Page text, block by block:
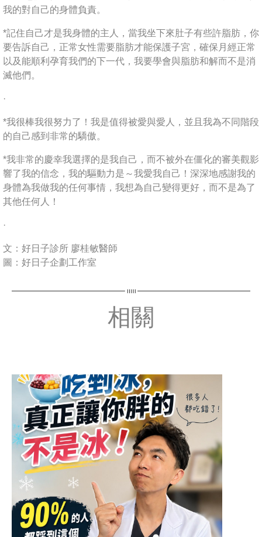
我的對自己的身體負責。
*記住自己才是我身體的主人，當我坐下來肚子有些許脂肪，你
要告訴自己，正常女性需要脂肪才能保護子宮，確保月經正常
以及能順利孕育我們的下一代，我要學會與脂肪和解而不是消
滅他們。
·
*我很棒我很努力了！我是值得被愛與愛人，並且我為不同階段
的自己感到非常的驕傲。
*我非常的慶幸我選擇的是我自己，而不被外在僵化的審美觀影
響了我的信念，我的驅動力是～我愛我自己！深深地感謝我的
身體為我做我的任何事情，我想為自己變得更好，而不是為了
其他任何人！
·
文：好日子診所 廖桂敏醫師
圖：好日子企劃工作室
相關